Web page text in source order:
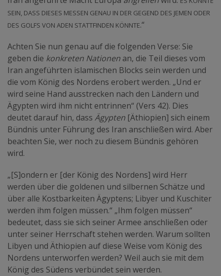
sein, dass dieses Messen genau in der Gegend des Jemen oder
des Golfs von Aden stattfinden könnte.“
Achten Sie nun genau auf die folgenden Verse: Sie
geben die konkreten Nationen an, die Teil dieses vom
Iran angeführten islamischen Blocks sein werden und
die vom König des Nordens erobert werden. „Und er
wird seine Hand ausstrecken nach den Ländern und
Ägypten wird ihm nicht entrinnen“ (Vers 42). Dies
deutet darauf hin, dass Ägypten [Äthiopien] sich einem
Bündnis unter Führung des Iran anschließen wird. Aber
beachten Sie, wer noch zu diesem Bündnis gehören
wird.
„[S]ondern er [der König des Nordens] wird Herr
werden über die goldenen und silbernen Schätze und
über alle Kostbarkeiten Ägyptens; Libyer und Kuschiter
werden ihm folgen müssen.“ „Ihm folgen müssen“
bedeutet, dass sie sich seiner Armee anschließen oder
unter seiner Herrschaft stehen werden. Warum sollten
Libyen und Äthiopien auf diese Weise vom König des
Nordens unterworfen werden? Weil auch sie mit dem
König des Südens verbündet sein werden.